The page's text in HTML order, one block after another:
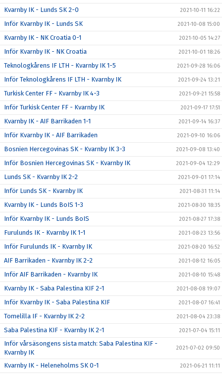
Kvarnby IK - Lunds SK 2-0 2021-10-11 16:22
Inför Kvarnby IK - Lunds SK 2021-10-08 15:00
Kvarnby IK - NK Croatia 0-1 2021-10-05 14:27
Inför Kvarnby IK - NK Croatia 2021-10-01 18:26
Teknologkårens IF LTH - Kvarnby IK 1-5 2021-09-28 16:06
Inför Teknologkårens IF LTH - Kvarnby IK 2021-09-24 13:21
Turkisk Center FF - Kvarnby IK 4-3 2021-09-21 15:58
Inför Turkisk Center FF - Kvarnby IK 2021-09-17 17:51
Kvarnby IK - AIF Barrikaden 1-1 2021-09-14 16:37
Inför Kvarnby IK - AIF Barrikaden 2021-09-10 16:06
Bosnien Hercegovinas SK - Kvarnby IK 3-3 2021-09-08 13:40
Inför Bosnien Hercegovinas SK - Kvarnby IK 2021-09-04 12:29
Lunds SK - Kvarnby IK 2-2 2021-09-01 17:14
Inför Lunds SK - Kvarnby IK 2021-08-31 11:14
Kvarnby IK - Lunds BoIS 1-3 2021-08-30 18:35
Inför Kvarnby IK - Lunds BoIS 2021-08-27 17:38
Furulunds IK - Kvarnby IK 1-1 2021-08-23 13:56
Inför Furulunds IK - Kvarnby IK 2021-08-20 16:52
AIF Barrikaden - Kvarnby IK 2-2 2021-08-12 16:05
Inför AIF Barrikaden - Kvarnby IK 2021-08-10 15:48
Kvarnby IK - Saba Palestina KIF 2-1 2021-08-08 19:07
Inför Kvarnby IK - Saba Palestina KIF 2021-08-07 16:41
Tomelilla IF - Kvarnby IK 2-2 2021-08-04 23:38
Saba Palestina KIF - Kvarnby IK 2-1 2021-07-04 15:11
Inför vårsäsongens sista match: Saba Palestina KIF -
Kvarnby IK
2021-07-02 09:50
Kvarnby IK - Heleneholms SK 0-1 2021-06-21 11:11